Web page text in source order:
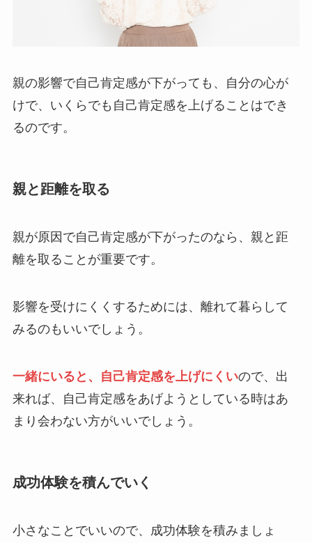
親の影響で自己肯定感が下がっても、自分の心が
けで、いくらでも自己肯定感を上げることはでき
るのです。
親と距離を取る
親が原因で自己肯定感が下がったのなら、親と距
離を取ることが重要です。
影響を受けにくくするためには、離れて暮らして
みるのもいいでしょう。
一緒にいると、自己肯定感を上げにくいので、出
来れば、自己肯定感をあげようとしている時はあ
まり会わない方がいいでしょう。
成功体験を積んでいく
小さなことでいいので、成功体験を積みましょ